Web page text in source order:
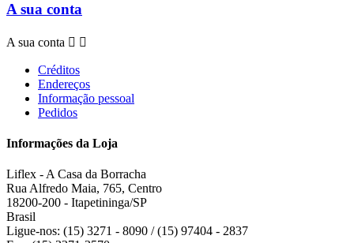
A sua conta
A sua conta  
Créditos
Endereços
Informação pessoal
Pedidos
Informações da Loja
Liflex - A Casa da Borracha
Rua Alfredo Maia, 765, Centro
18200-200 - Itapetininga/SP
Brasil
Ligue-nos: (15) 3271 - 8090 / (15) 97404 - 2837